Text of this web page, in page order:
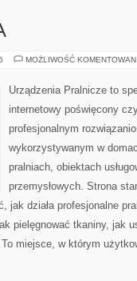
MOŻLIWOŚĆ
Urządzenia Pralnicze to
internetowy poświęcony
profesjonalnym
wykorzystywanym w
pralniach, obiektach
przemysłowych. Strona
jak działa profesjonalne
pielęgnować tkaniny, jak
miejsce, w którym